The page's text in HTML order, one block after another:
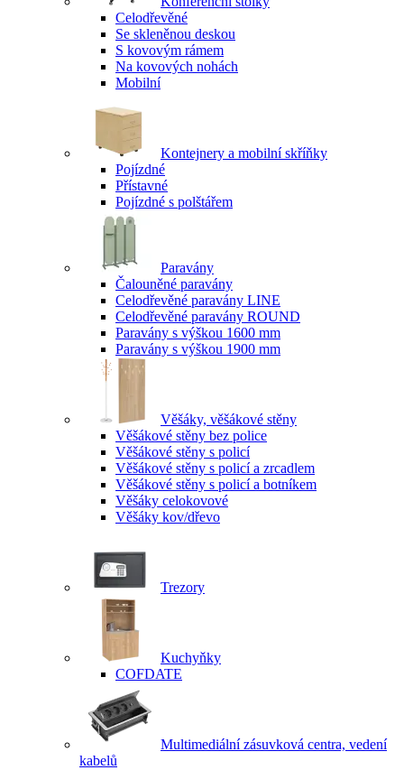
Celodřevěné
Se skleněnou deskou
S kovovým rámem
Na kovových nohách
Mobilní
Kontejnery a mobilní skříňky
Pojízdné
Přístavné
Pojízdné s polštářem
Paravány
Čalouněné paravány
Celodřevěné paravány LINE
Celodřevěné paravány ROUND
Paravány s výškou 1600 mm
Paravány s výškou 1900 mm
Věšáky, věšákové stěny
Věšákové stěny bez police
Věšákové stěny s policí
Věšákové stěny s policí a zrcadlem
Věšákové stěny s policí a botníkem
Věšáky celokovové
Věšáky kov/dřevo
Trezory
Kuchyňky
COFDATE
Multimediální zásuvková centra, vedení
kabelů